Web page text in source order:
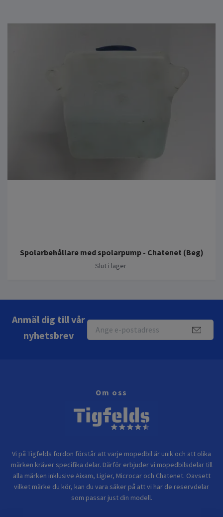
Spolarbehållare med spolarpump - Chatenet (Beg)
Slut i lager
Anmäl dig till vår
nyhetsbrev
Om oss
Vi på Tigfelds fordon förstår att varje mopedbil är unik och att olika
märken kräver specifika delar. Därför erbjuder vi mopedbilsdelar till
alla märken inklusive Aixam, Ligier, Microcar och Chatenet. Oavsett
vilket märke du kör, kan du vara säker på att vi har de reservdelar
som passar just din modell.